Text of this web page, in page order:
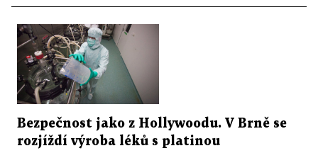
Bezpečnost jako z Hollywoodu. V Brně se
rozjíždí výroba léků s platinou